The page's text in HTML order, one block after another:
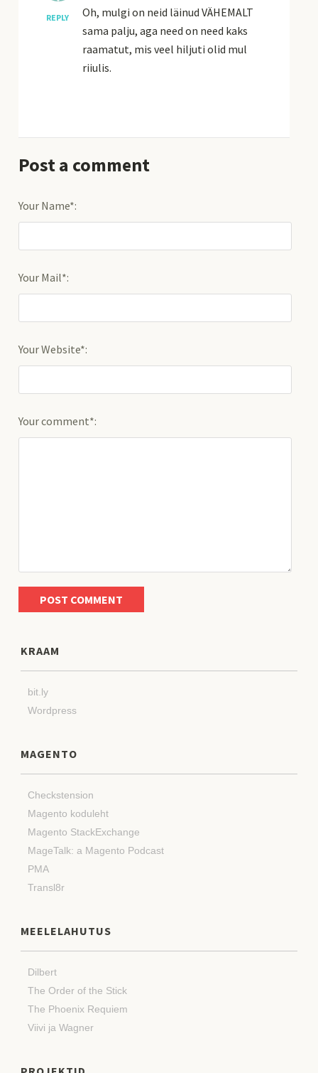
REPLY
Oh, mulgi on neid läinud VÄHEMALT
sama palju, aga need on need kaks
raamatut, mis veel hiljuti olid mul
riiulis.
Post a comment
Your Name*:
Your Mail*:
Your Website*:
Your comment*:
KRAAM
bit.ly
Wordpress
MAGENTO
Checkstension
Magento koduleht
Magento StackExchange
MageTalk: a Magento Podcast
PMA
Transl8r
MEELELAHUTUS
Dilbert
The Order of the Stick
The Phoenix Requiem
Viivi ja Wagner